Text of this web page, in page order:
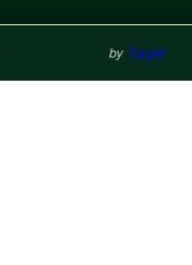
by Target